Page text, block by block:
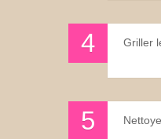
Griller